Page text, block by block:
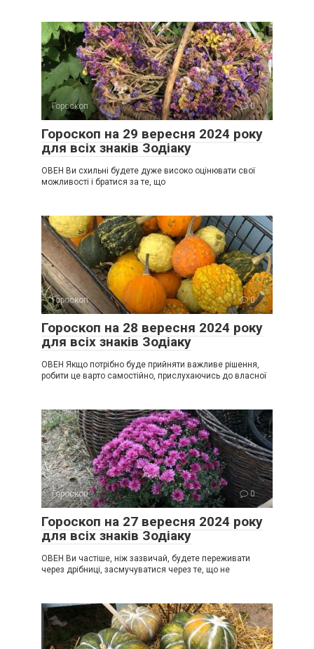
Гороскоп 0
Гороскоп на 29 вересня 2024 року
для всіх знаків Зодіаку
ОВЕН Ви схильні будете дуже високо оцінювати свої
можливості і братися за те, що
Гороскоп 0
Гороскоп на 28 вересня 2024 року
для всіх знаків Зодіаку
ОВЕН Якщо потрібно буде прийняти важливе рішення,
робити це варто самостійно, прислухаючись до власної
Гороскоп 0
Гороскоп на 27 вересня 2024 року
для всіх знаків Зодіаку
ОВЕН Ви частіше, ніж зазвичай, будете переживати
через дрібниці, засмучуватися через те, що не